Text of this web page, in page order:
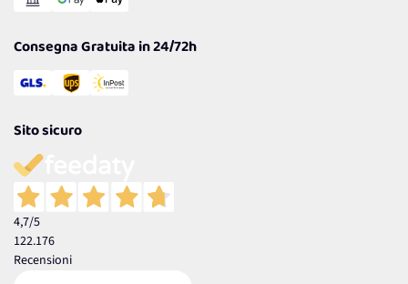
Consegna Gratuita in 24/72h
Sito sicuro
4,7/5
122.176
Recensioni